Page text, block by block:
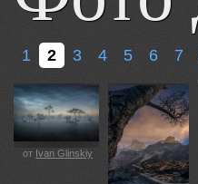
1 2 3 4 5 6 7
от Ivan Glinskiy